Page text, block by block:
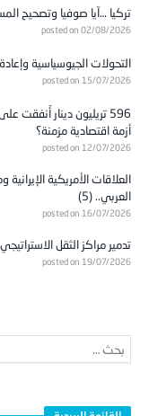
تركيا …آيا صوفيا وتصحيح
posted on 02/08/2026
التحولات الجيوسياسية وإعادة
posted on 15/07/2026
596 تريليون دينار أُنفقت
أزمة اقتصادية مزمنة؟
posted on 12/07/2026
العلاقات الأمريكية
العربي.. (5)
posted on 16/07/2026
تدمير مراكز الثقل
posted on 19/07/2026